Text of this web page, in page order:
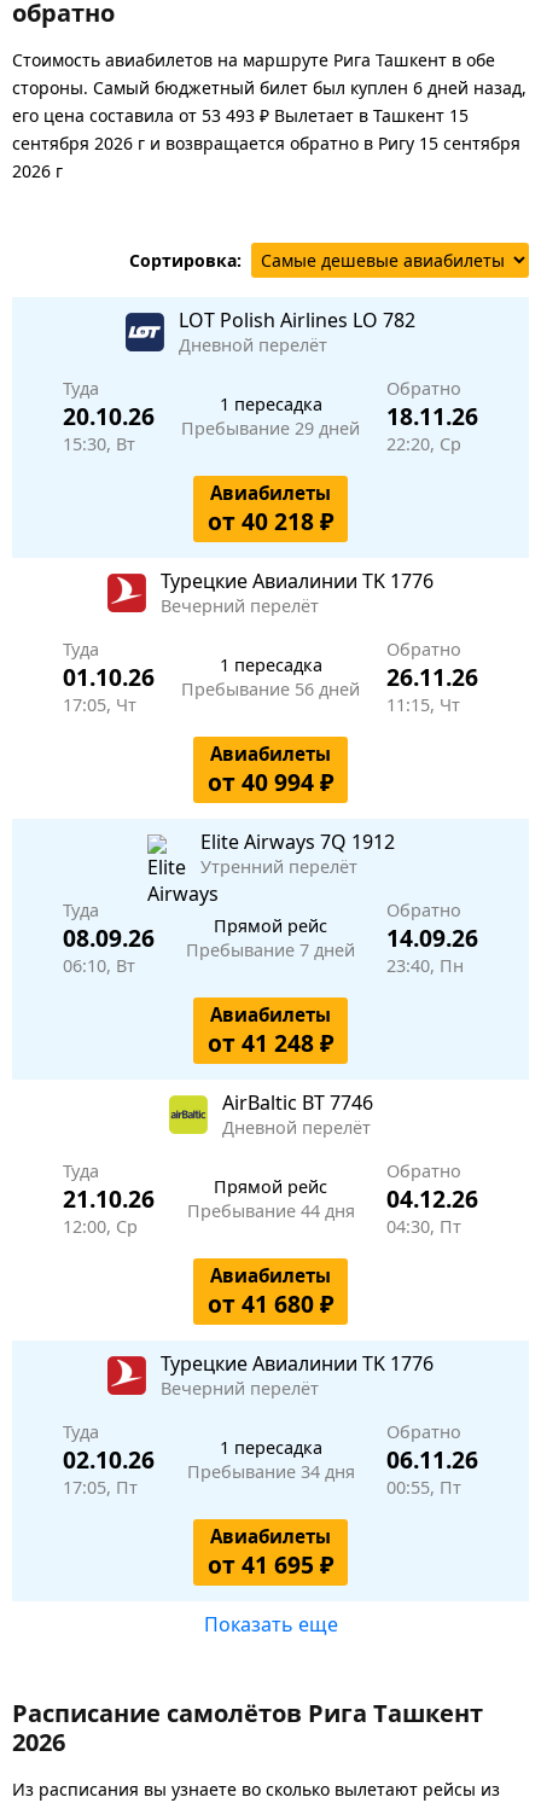
обратно
Стоимость авиабилетов на маршруте Рига Ташкент в обе
стороны. Самый бюджетный билет был куплен 6 дней назад,
его цена составила от 53 493 ₽ Вылетает в Ташкент 15
сентября 2026 г и возвращается обратно в Ригу 15 сентября
2026 г
Сортировка:
LOT Polish Airlines LO 782
Дневной перелёт
Туда
20.10.26
15:30, Вт
1 пересадка
Пребывание 29 дней
Обратно
18.11.26
22:20, Ср
Авиабилеты
от 40 218 ₽
Турецкие Авиалинии TK 1776
Вечерний перелёт
Туда
01.10.26
17:05, Чт
1 пересадка
Пребывание 56 дней
Обратно
26.11.26
11:15, Чт
Авиабилеты
от 40 994 ₽
Elite Airways 7Q 1912
Утренний перелёт
Туда
08.09.26
06:10, Вт
Прямой рейс
Пребывание 7 дней
Обратно
14.09.26
23:40, Пн
Авиабилеты
от 41 248 ₽
AirBaltic BT 7746
Дневной перелёт
Туда
21.10.26
12:00, Ср
Прямой рейс
Пребывание 44 дня
Обратно
04.12.26
04:30, Пт
Авиабилеты
от 41 680 ₽
Турецкие Авиалинии TK 1776
Вечерний перелёт
Туда
02.10.26
17:05, Пт
1 пересадка
Пребывание 34 дня
Обратно
06.11.26
00:55, Пт
Авиабилеты
от 41 695 ₽
Показать еще
Расписание самолётов Рига Ташкент
2026
Из расписания вы узнаете во сколько вылетают рейсы из